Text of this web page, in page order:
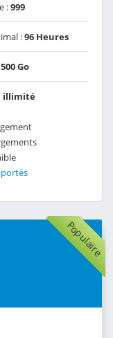
:999
:96 Heures
500 Go
illimité
Populaire